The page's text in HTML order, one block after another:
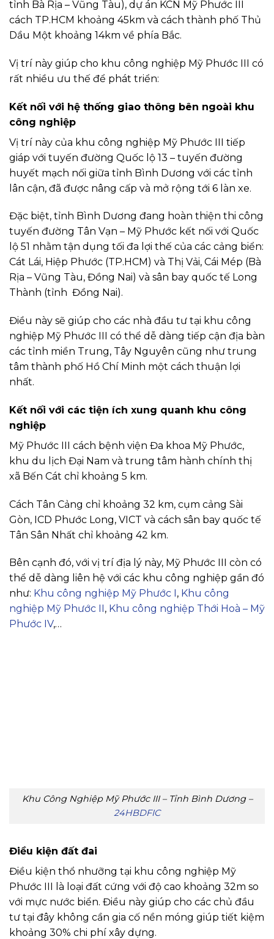
tỉnh Bà Rịa – Vũng Tàu), dự án KCN Mỹ Phước III
cách TP.HCM khoảng 45km và cách thành phố Thủ
Dầu Một khoảng 14km về phía Bắc.
Vị trí này giúp cho khu công nghiệp Mỹ Phước III có
rất nhiều ưu thế để phát triển:
Kết nối với hệ thống giao thông bên ngoài khu
công nghiệp
Vị trí này của khu công nghiệp Mỹ Phước III tiếp
giáp với tuyến đường Quốc lộ 13 – tuyến đường
huyết mạch nối giữa tỉnh Bình Dương với các tỉnh
lân cận, đã được nâng cấp và mở rộng tới 6 làn xe.
Đặc biệt, tỉnh Bình Dương đang hoàn thiện thi công
tuyến đường Tân Vạn – Mỹ Phước kết nối với Quốc
lộ 51 nhằm tận dụng tối đa lợi thế của các cảng biển:
Cát Lái, Hiệp Phước (TP.HCM) và Thị Vải, Cái Mép (Bà
Rịa – Vũng Tàu, Đồng Nai) và sân bay quốc tế Long
Thành (tỉnh Đồng Nai).
Điều này sẽ giúp cho các nhà đầu tư tại khu công
nghiệp Mỹ Phước III có thể dễ dàng tiếp cận địa bàn
các tỉnh miền Trung, Tây Nguyên cũng như trung
tâm thành phố Hồ Chí Minh một cách thuận lợi
nhất.
Kết nối với các tiện ích xung quanh khu công
nghiệp
Mỹ Phước III cách bệnh viện Đa khoa Mỹ Phước,
khu du lịch Đại Nam và trung tâm hành chính thị
xã Bến Cát chỉ khoảng 5 km.
Cách Tân Cảng chỉ khoảng 32 km, cụm cảng Sài
Gòn, ICD Phước Long, VICT và cách sân bay quốc tế
Tân Sân Nhất chỉ khoảng 42 km.
Bên cạnh đó, với vị trí địa lý này, Mỹ Phước III còn có
thể dễ dàng liên hệ với các khu công nghiệp gần đó
như: Khu công nghiệp Mỹ Phước I , Khu công
nghiệp Mỹ Phước II , Khu công nghiệp Thới Hoà – Mỹ
Phước IV,…
Khu Công Nghiệp Mỹ Phước III – Tỉnh Bình Dương –
24HBDFIC
Điều kiện đất đai
Điều kiện thổ nhưỡng tại khu công nghiệp Mỹ
Phước III là loại đất cứng với độ cao khoảng 32m so
với mực nước biển. Điều này giúp cho các chủ đầu
tư tại đây không cần gia cố nền móng giúp tiết kiệm
khoảng 30% chi phí xây dựng.